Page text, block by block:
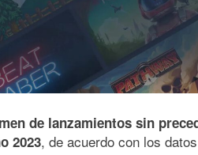
de lanzamientos sin
2023, de acuerdo con los